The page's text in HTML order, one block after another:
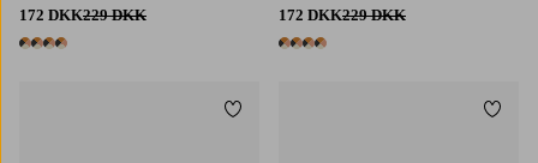
172 DKK229 DKK
4 farver
172 DKK229 DKK
4 farver
Tilføj til favoritter